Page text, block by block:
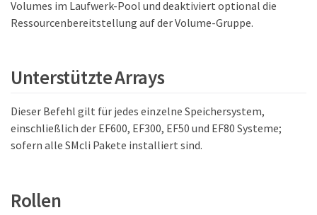
Volumes im Laufwerk-Pool und deaktiviert optional die
Ressourcenbereitstellung auf der Volume-Gruppe.
Unterstützte Arrays
Dieser Befehl gilt für jedes einzelne Speichersystem,
einschließlich der EF600, EF300, EF50 und EF80 Systeme;
sofern alle SMcli Pakete installiert sind.
Rollen